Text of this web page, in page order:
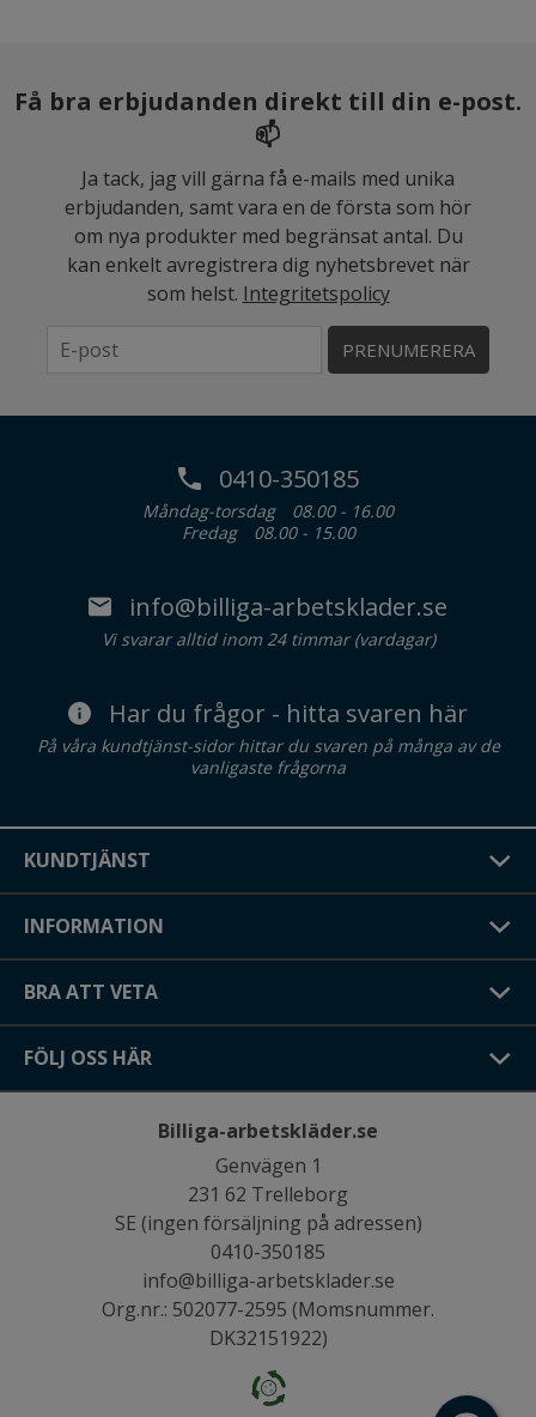
Få bra erbjudanden direkt till din e-post.
📫
Ja tack, jag vill gärna få e-mails med unika
erbjudanden, samt vara en de första som hör
om nya produkter med begränsat antal. Du
kan enkelt avregistrera dig nyhetsbrevet när
som helst. Integritetspolicy
PRENUMERERA
0410-350185
Måndag-torsdag
08.00 - 16.00
Fredag
08.00 - 15.00
info@billiga-arbetsklader.se
Vi svarar alltid inom 24 timmar (vardagar)
Har du frågor - hitta svaren här
På våra kundtjänst-sidor hittar du svaren på många av de
vanligaste frågorna
KUNDTJÄNST
INFORMATION
BRA ATT VETA
FÖLJ OSS HÄR
Billiga-arbetskläder.se
Genvägen 1
231 62 Trelleborg
SE (ingen försäljning på adressen)
0410-350185
info@billiga-arbetsklader.se
Org.nr.: 502077-2595 (Momsnummer.
DK32151922)